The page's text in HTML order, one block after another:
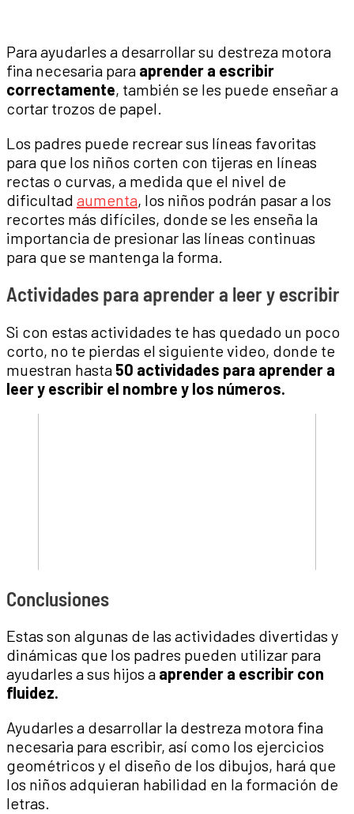
Para ayudarles a desarrollar su destreza motora
fina necesaria para aprender a escribir
correctamente, también se les puede enseñar a
cortar trozos de papel.
Los padres puede recrear sus líneas favoritas
para que los niños corten con tijeras en líneas
rectas o curvas, a medida que el nivel de
dificultad aumenta, los niños podrán pasar a los
recortes más difíciles, donde se les enseña la
importancia de presionar las líneas continuas
para que se mantenga la forma.
Actividades para aprender a leer y escribir
Si con estas actividades te has quedado un poco
corto, no te pierdas el siguiente video, donde te
muestran hasta 50 actividades para aprender a
leer y escribir el nombre y los números.
Conclusiones
Estas son algunas de las actividades divertidas y
dinámicas que los padres pueden utilizar para
ayudarles a sus hijos a aprender a escribir con
fluidez.
Ayudarles a desarrollar la destreza motora fina
necesaria para escribir, así como los ejercicios
geométricos y el diseño de los dibujos, hará que
los niños adquieran habilidad en la formación de
letras.